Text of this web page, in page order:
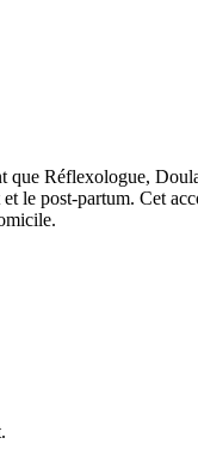
Réflexologue,
et le post-partum. Cet